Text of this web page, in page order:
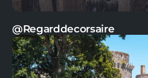
@Regarddecorsaire